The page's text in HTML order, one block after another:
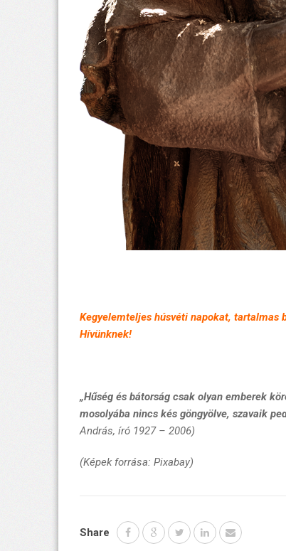
Kegyelemteljes húsvéti napokat, tartalmas
Hívünknek!
„Hűség és bátorság csak olyan emberek
mosolyába nincs kés göngyölve, szavaik
András, író 1927 – 2006)
(Képek forrása: Pixabay)
Share